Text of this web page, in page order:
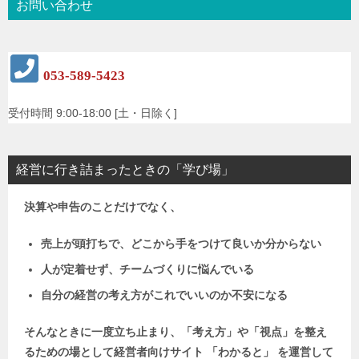
お問い合わせ
053-589-5423
受付時間 9:00-18:00 [土・日除く]
経営に行き詰まったときの「学び場」
決算や申告のことだけでなく、
売上が頭打ちで、どこから手をつけて良いか分からない
人が定着せず、チームづくりに悩んでいる
自分の経営の考え方がこれでいいのか不安になる
そんなときに一度立ち止まり、「考え方」や「視点」を整え
るための場として経営者向けサイト 「わかると」 を運営して